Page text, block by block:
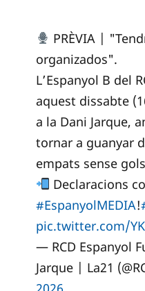
PRÈVIA |
organizados".
L’Espanyol B del
aquest dissabte
a la Dani Jarque,
tornar a guanyar
empats sense
Declaracions
#EspanyolMEDIA!
pic.twitter.com/
— RCD Espanyol
Jarque | La21